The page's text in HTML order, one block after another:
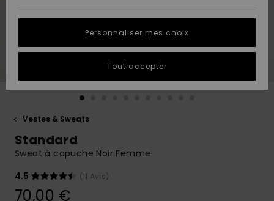
A
Découvrir
A
Découvrir
tailles
obtenir la
à votre
Démarrer
QUIKSILVER
Vestes & Sweats
Standard
Sweat à capuche Noir Femme
4.5
(11 Avis)
70,00 €
Personnaliser mes choix
Tout accepter